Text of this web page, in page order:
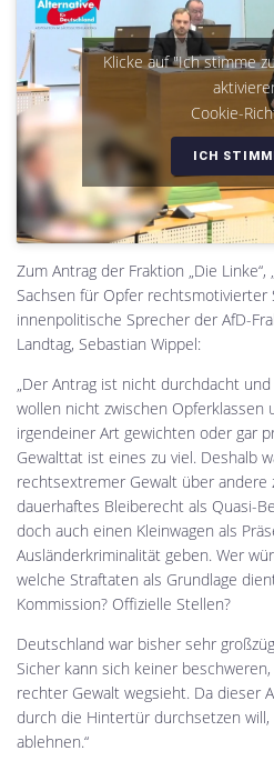
Klicke auf "Ich stimme
Cookie-
ICH
Zum Antrag der Fraktion „Die
Sachsen für Opfer rechtsmotivierter
innenpolitische Sprecher der AfD-
Landtag, Sebastian Wippel:
„Der Antrag ist nicht durchdacht
wollen nicht zwischen Opferklassen
irgendeiner Art gewichten oder gar
Gewalttat ist eines zu viel. Deshalb
rechtsextremer Gewalt über andere
dauerhaftes Bleiberecht als Quasi-
doch auch einen Kleinwagen als
Ausländerkriminalität geben. Wer
welche Straftaten als Grundlage
Kommission? Offizielle Stellen?
Deutschland war bisher sehr
Sicher kann sich keiner
rechter Gewalt wegsieht. Da dieser
durch die Hintertür durchsetzen
ablehnen.“